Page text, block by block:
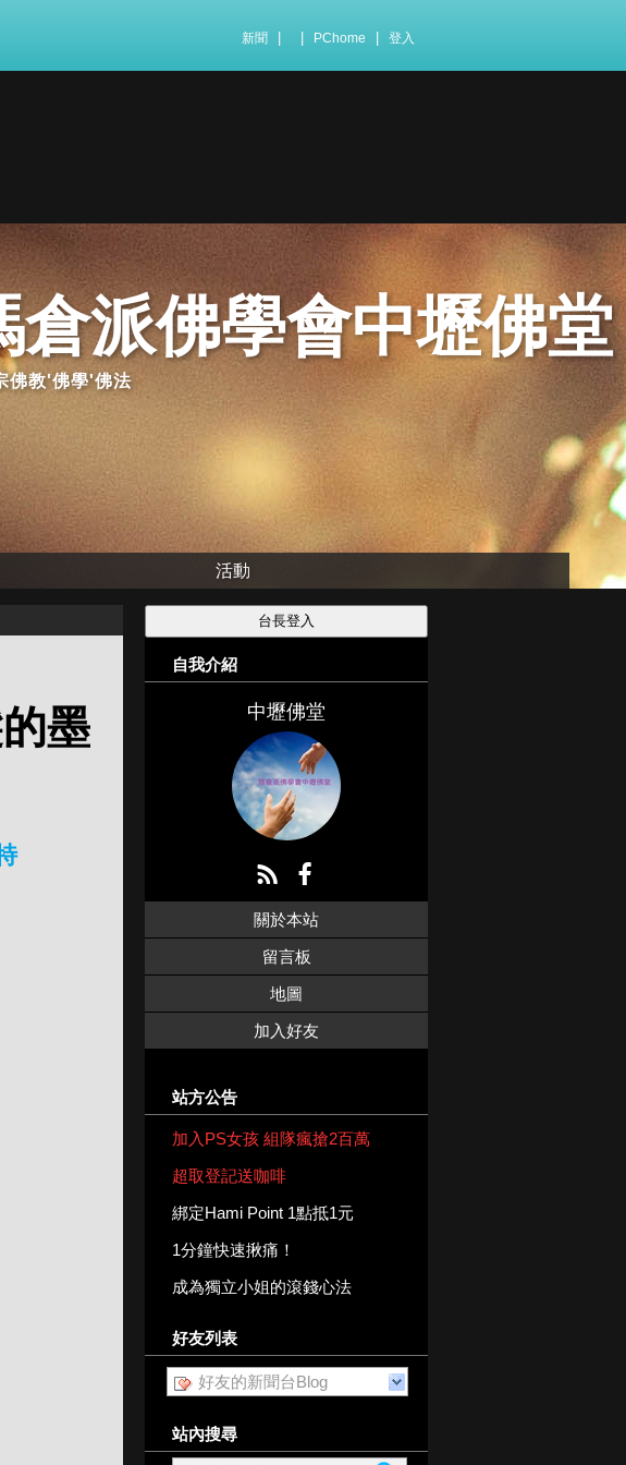
新聞 PChome 登入
派佛學會中壢佛堂
佛教'佛學'佛法
活動
墨
自我介紹
中壢佛堂
關於本站
留言板
地圖
加入好友
站方公告
加入PS女孩 組隊瘋搶2百萬
超取登記送咖啡
綁定Hami Point 1點抵1元
1分鐘快速揪痛！
成為獨立小姐的滾錢心法
好友列表
好友的新聞台Blog
站內搜尋